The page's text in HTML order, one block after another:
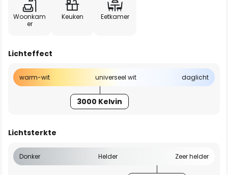
Woonkam
er
Keuken Eetkamer
Lichteffect
warm-wit universeel wit daglicht
3000 Kelvin
Lichtsterkte
Donker Helder Zeer helder